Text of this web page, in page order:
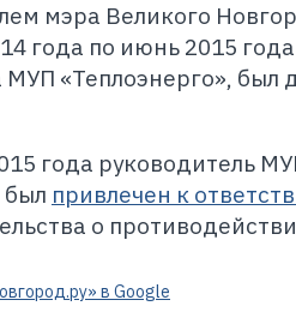
мэра Великого
года по июнь 2015
«Теплоэнерго», был
года руководитель
привлечен к
о
в Google